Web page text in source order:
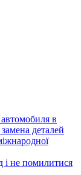
в
деталей
і не помилитися